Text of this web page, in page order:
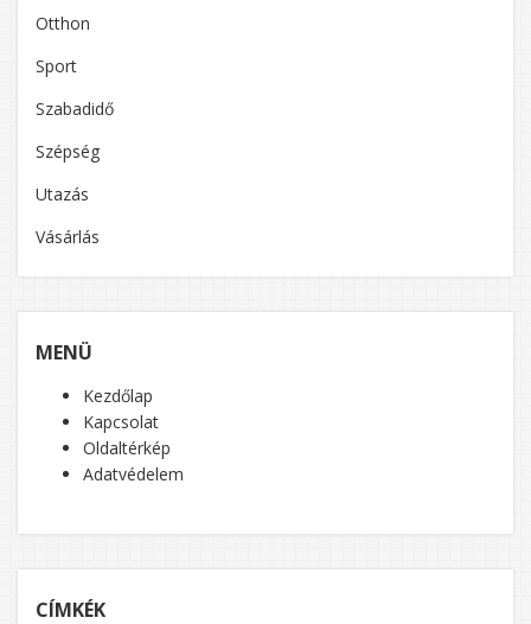
Otthon
Sport
Szabadidő
Szépség
Utazás
Vásárlás
MENÜ
Kezdőlap
Kapcsolat
Oldaltérkép
Adatvédelem
CÍMKÉK